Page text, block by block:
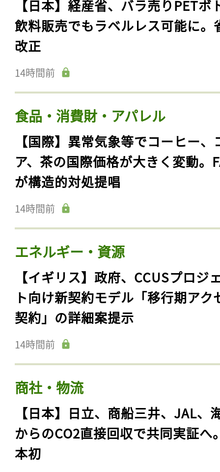
【日本】経産省、バラ売りPETボ
飲料販売でもラベルレス可能に。
改正
14時間前
食品・消費財・アパレル
【国際】異常気象等でコーヒー、
ア、茶の国際価格が大きく変動。
が構造的対処提唱
14時間前
エネルギー・資源
【イギリス】政府、CCUSプロジ
ト向け新契約モデル「移行期アク
契約」の詳細案提示
14時間前
商社・物流
【日本】日立、商船三井、JAL、
からのCO2直接回収で共同実証へ
本初